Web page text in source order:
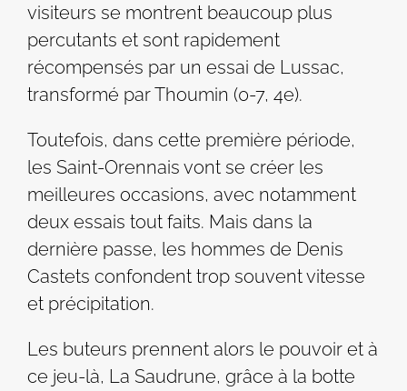
visiteurs se montrent beaucoup plus
percutants et sont rapidement
récompensés par un essai de Lussac,
transformé par Thoumin (0-7, 4e).
Toutefois, dans cette première période,
les Saint-Orennais vont se créer les
meilleures occasions, avec notamment
deux essais tout faits. Mais dans la
dernière passe, les hommes de Denis
Castets confondent trop souvent vitesse
et précipitation.
Les buteurs prennent alors le pouvoir et à
ce jeu-là, La Saudrune, grâce à la botte